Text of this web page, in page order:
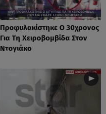
Προφυλακίστηκε Ο 30χρονος
Για Τη Χειροβομβίδα Στον
Ντογιάκο